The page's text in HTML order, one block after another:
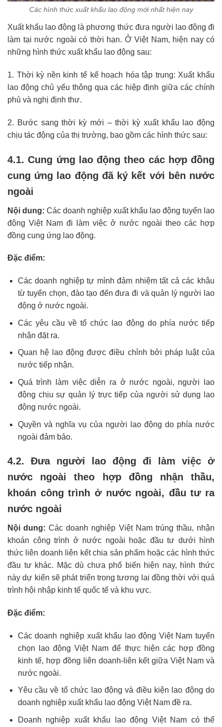
Các hình thức xuất khẩu lao động mới nhất hiện nay
Xuất khẩu lao động là phương thức đưa người lao động đi
làm tại nước ngoài có thời hạn. Ở Việt Nam, hiện nay có
những hình thức xuất khẩu lao động sau:
1. Thời kỳ nền kinh tế kế hoạch hóa tập trung: Xuất khẩu
lao động chủ yếu thông qua các hiệp định giữa các chính
phủ và nghị định thư.
2. Bước sang thời kỳ mới – thời kỳ xuất khẩu lao động
chịu tác động của thị trường, bao gồm các hình thức sau:
4.1. Cung ứng lao động theo các hợp đồng
cung ứng lao động đã ký kết với bên nước
ngoài
Nội dung: Các doanh nghiệp xuất khẩu lao động tuyển lao
động Việt Nam đi làm việc ở nước ngoài theo các hợp
đồng cung ứng lao động.
Đặc điểm:
Các doanh nghiệp tự mình đảm nhiệm tất cả các khâu
từ tuyển chọn, đào tạo đến đưa đi và quản lý người lao
động ở nước ngoài.
Các yêu cầu về tổ chức lao động do phía nước tiếp
nhận đặt ra.
Quan hệ lao động được điều chỉnh bởi pháp luật của
nước tiếp nhận.
Quá trình làm việc diễn ra ở nước ngoài, người lao
động chịu sự quản lý trực tiếp của người sử dụng lao
động nước ngoài.
Quyền và nghĩa vụ của người lao động do phía nước
ngoài đảm bảo.
4.2. Đưa người lao động đi làm việc ở
nước ngoài theo hợp đồng nhận thầu,
khoán công trình ở nước ngoài, đầu tư ra
nước ngoài
Nội dung: Các doanh nghiệp Việt Nam trúng thầu, nhận
khoán công trình ở nước ngoài hoặc đầu tư dưới hình
thức liên doanh liên kết chia sản phẩm hoặc các hình thức
đầu tư khác. Mặc dù chưa phổ biến hiện nay, hình thức
này dự kiến sẽ phát triển trong tương lai đồng thời với quá
trình hội nhập kinh tế quốc tế và khu vực.
Đặc điểm:
Các doanh nghiệp xuất khẩu lao động Việt Nam tuyển
chọn lao động Việt Nam để thực hiện các hợp đồng
kinh tế, hợp đồng liên doanh-liên kết giữa Việt Nam và
nước ngoài.
Yêu cầu về tổ chức lao động và điều kiện lao động do
doanh nghiệp xuất khẩu lao động Việt Nam đề ra.
Doanh nghiệp xuất khẩu lao động Việt Nam có thể